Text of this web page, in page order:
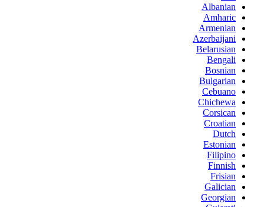
Albanian
Amharic
Armenian
Azerbaijani
Belarusian
Bengali
Bosnian
Bulgarian
Cebuano
Chichewa
Corsican
Croatian
Dutch
Estonian
Filipino
Finnish
Frisian
Galician
Georgian